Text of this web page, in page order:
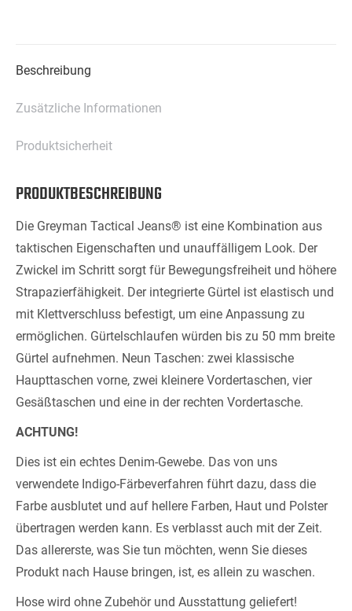
Beschreibung
Zusätzliche Informationen
Produktsicherheit
PRODUKTBESCHREIBUNG
Die Greyman Tactical Jeans® ist eine Kombination aus
taktischen Eigenschaften und unauffälligem Look. Der
Zwickel im Schritt sorgt für Bewegungsfreiheit und höhere
Strapazierfähigkeit. Der integrierte Gürtel ist elastisch und
mit Klettverschluss befestigt, um eine Anpassung zu
ermöglichen. Gürtelschlaufen würden bis zu 50 mm breite
Gürtel aufnehmen. Neun Taschen: zwei klassische
Haupttaschen vorne, zwei kleinere Vordertaschen, vier
Gesäßtaschen und eine in der rechten Vordertasche.
ACHTUNG!
Dies ist ein echtes Denim-Gewebe. Das von uns
verwendete Indigo-Färbeverfahren führt dazu, dass die
Farbe ausblutet und auf hellere Farben, Haut und Polster
übertragen werden kann. Es verblasst auch mit der Zeit.
Das allererste, was Sie tun möchten, wenn Sie dieses
Produkt nach Hause bringen, ist, es allein zu waschen.
Hose wird ohne Zubehör und Ausstattung geliefert!